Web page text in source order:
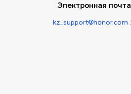
Электронная почта
kz_support@honor.com